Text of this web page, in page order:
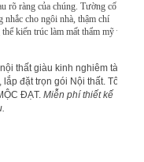
rõ ràng của chúng. Tường cố
nhắc cho ngôi nhà, thậm chí
kiến trúc làm mất thẩm mỹ và
thất giàu kinh nghiêm tài
đặt trọn gói Nội thất. Tôn
ĐẠT. Miễn phí thiết kế